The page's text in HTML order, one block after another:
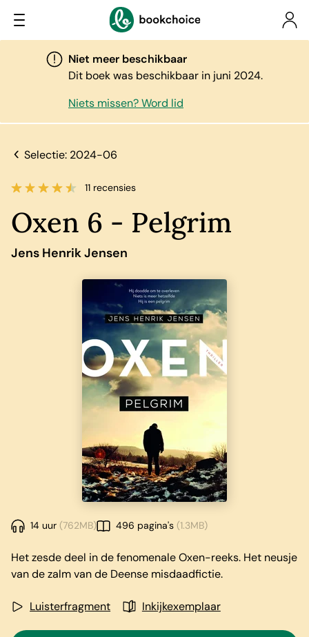
Niet meer beschikbaar
Dit boek was beschikbaar in juni 2024.
Niets missen? Word lid
Selectie: 2024-06
11 recensies
Oxen 6 - Pelgrim
Jens Henrik Jensen
14 uur (762MB) 496 pagina's (1.3MB)
Het zesde deel in de fenomenale Oxen-reeks. Het neusje
van de zalm van de Deense misdaadfictie.
Luisterfragment Inkijkexemplaar